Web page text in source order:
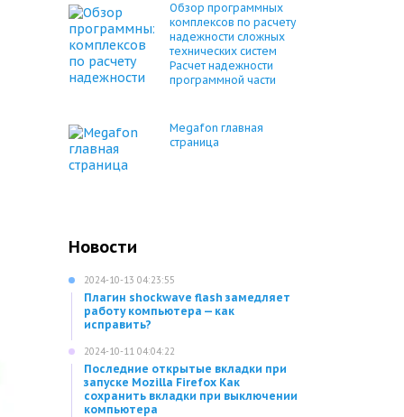
Обзор программных
комплексов по расчету
надежности сложных
технических систем
Расчет надежности
программной части
Megafon главная
страница
Новости
2024-10-13 04:23:55
Плагин shockwave flash замедляет
работу компьютера — как
исправить?
2024-10-11 04:04:22
Последние открытые вкладки при
запуске Mozilla Firefox Как
сохранить вкладки при выключении
компьютера